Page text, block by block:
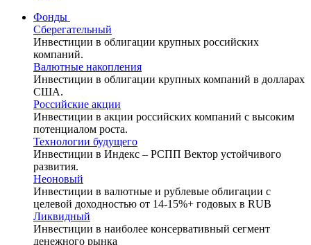
Фонды
Сберегательный
Инвестиции в облигации крупных российских
компаний.
Валютные накопления
Инвестиции в облигации крупных компаний в долларах
США.
Российские акции
Инвестиции в акции российских компаний с высоким
потенциалом роста.
Технологии будущего
Инвестиции в Индекс – РСПП Вектор устойчивого
развития.
Неоновый
Инвестиции в валютные и рублевые облигации с
целевой доходностью от 14-15%+ годовых в RUB
Ликвидный
Инвестиции в наиболее консервативный сегмент
денежного рынка